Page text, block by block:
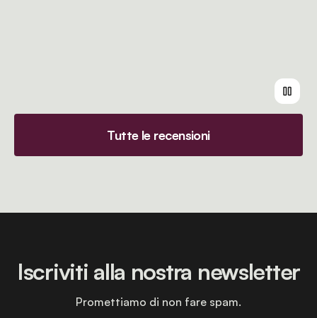
Tutte le recensioni
Iscriviti alla nostra newsletter
Promettiamo di non fare spam.